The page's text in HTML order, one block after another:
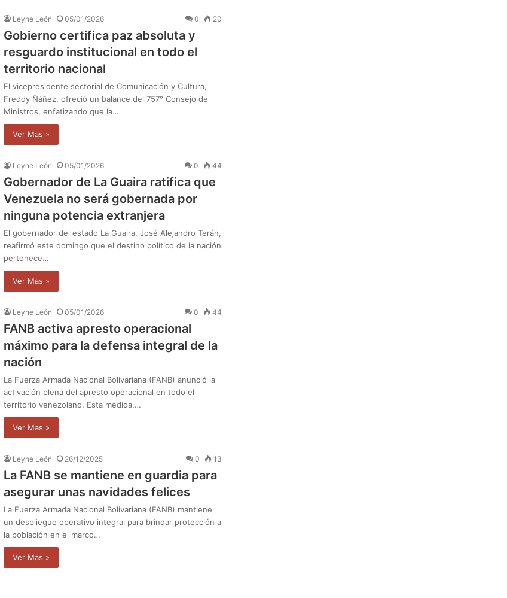
Leyne León 05/01/2026 0 20
Gobierno certifica paz absoluta y
resguardo institucional en todo el
territorio nacional
El vicepresidente sectorial de Comunicación y Cultura,
Freddy Ñáñez, ofreció un balance del 757° Consejo de
Ministros, enfatizando que la…
Ver Mas »
Leyne León 05/01/2026 0 44
Gobernador de La Guaira ratifica que
Venezuela no será gobernada por
ninguna potencia extranjera
El gobernador del estado La Guaira, José Alejandro Terán,
reafirmó este domingo que el destino político de la nación
pertenece…
Ver Mas »
Leyne León 05/01/2026 0 44
FANB activa apresto operacional
máximo para la defensa integral de la
nación
La Fuerza Armada Nacional Bolivariana (FANB) anunció la
activación plena del apresto operacional en todo el
territorio venezolano. Esta medida,…
Ver Mas »
Leyne León 26/12/2025 0 13
La FANB se mantiene en guardia para
asegurar unas navidades felices
La Fuerza Armada Nacional Bolivariana (FANB) mantiene
un despliegue operativo integral para brindar protección a
la población en el marco…
Ver Mas »